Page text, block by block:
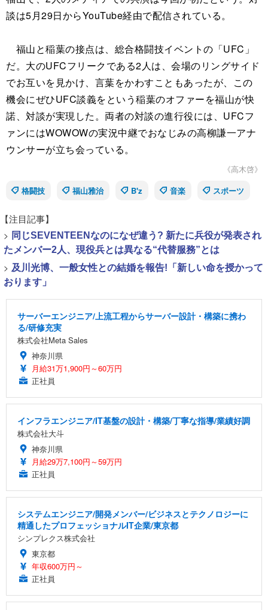
談は5月29日からYouTube経由で配信されている。
福山と稲葉の接点は、総合格闘技イベントの「UFC」
だ。大のUFCフリークである2人は、会場のリングサイド
でお互いを見かけ、言葉をかわすこともあったが、この
機会にぜひUFC談義をという稲葉のオファーを福山が快
諾、対談が実現した。両者の対談の進行役には、UFCフ
ァンにはWOWOWの実況中継でおなじみの高柳謙一アナ
ウンサーが立ち会っている。
《高木啓》
格闘技
福山雅治 B'z 音楽 スポーツ
【注目記事】
> 同じSEVENTEENなのになぜ違う? 新たに兵役が発表され
たメンバー2人、現役兵とは異なる“代替服務”とは
> 及川光博、一般女性との結婚を報告!「新しい命を授かって
おります」
サーバーエンジニア/上流工程からサーバー設計・構築に携わ
る/研修充実
株式会社Meta Sales
神奈川県
月給31万1,900円～60万円
正社員
インフラエンジニア/IT基盤の設計・構築/丁寧な指導/業績好調
株式会社大斗
神奈川県
月給29万7,100円～59万円
正社員
システムエンジニア/開発メンバー/ビジネスとテクノロジーに
精通したプロフェッショナルIT企業/東京都
シンプレクス株式会社
東京都
年収600万円～
正社員